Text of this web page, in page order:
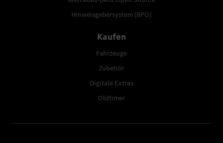
Hinweisgebersystem (BPO)
Kaufen
Fahrzeuge
Zubehör
Digitale Extras
Oldtimer